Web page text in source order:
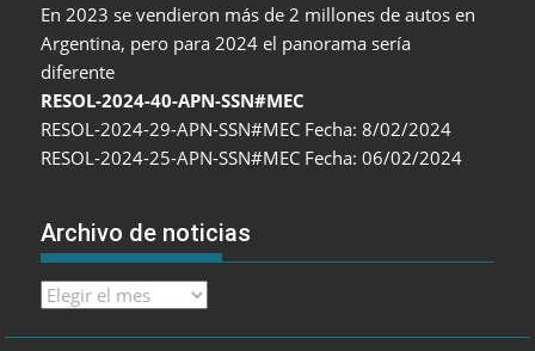
En 2023 se vendieron más de 2 millones de autos en
Argentina, pero para 2024 el panorama sería
diferente
RESOL-2024-40-APN-SSN#MEC
RESOL-2024-29-APN-SSN#MEC Fecha: 8/02/2024
RESOL-2024-25-APN-SSN#MEC Fecha: 06/02/2024
Archivo de noticias
Archivo